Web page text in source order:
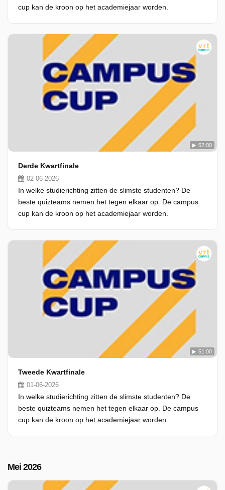
cup kan de kroon op het academiejaar worden.
52:00
Derde Kwartfinale
02-06-2026
In welke studierichting zitten de slimste studenten? De
beste quizteams nemen het tegen elkaar op. De campus
cup kan de kroon op het academiejaar worden.
51:00
Tweede Kwartfinale
01-06-2026
In welke studierichting zitten de slimste studenten? De
beste quizteams nemen het tegen elkaar op. De campus
cup kan de kroon op het academiejaar worden.
Mei 2026